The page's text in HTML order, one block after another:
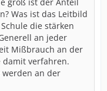
Was ist das Leitbild
die stärken
an jeder
Mißbrauch an der
damit verfahren.
werden an der